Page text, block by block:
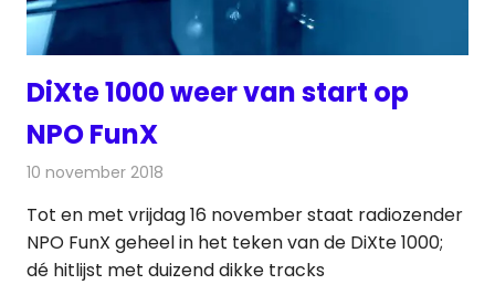
DiXte 1000 weer van start op
NPO FunX
10 november 2018
Tot en met vrijdag 16 november staat radiozender
NPO FunX geheel in het teken van de DiXte 1000;
dé hitlijst met duizend dikke tracks